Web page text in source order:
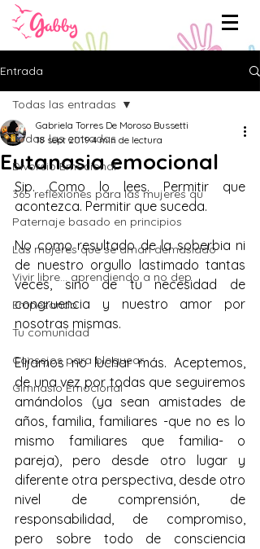
Entrada
Todas las entradas
Divorcio Emocional
365 reflexiones para las mujeres qu
Paternaje basado en principios
Las mujeres que se aman demasiado
Vivir libre... aprendiendo a no dep
Empezando
Tu comunidad
Consejos para bloguear
Gimnasio Emocional
Todas las entradas
Eutanasia emocional
Gabriela Torres De Moroso Bussetti
18 sept 20194 min de lectura
Sip. Como lo lees. Permitir que
acontezca. Permitir que suceda.
No como resultado de la soberbia ni
de nuestro orgullo lastimado tantas
veces, sino de tu necesidad de
congruencia y nuestro amor por
nosotras mismas.
Elijamos no luchar más. Aceptemos,
de una vez por todas que seguiremos
amándolos (ya sean amistades de
años, familia, familiares -que no es lo
mismo familiares que familia- o
pareja), pero desde otro lugar y
diferente otra perspectiva, desde otro
nivel de comprensión, de
responsabilidad, de compromiso,
pero sobre todo de consciencia